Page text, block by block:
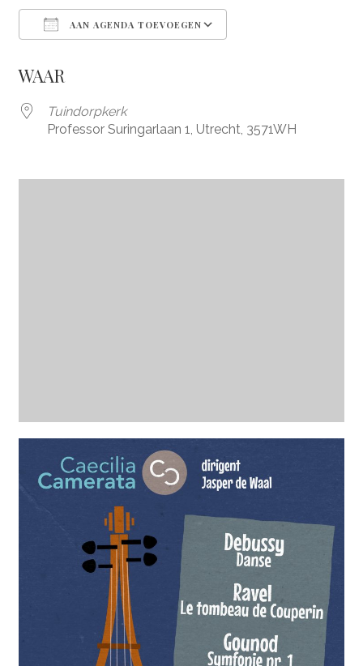
AAN AGENDA TOEVOEGEN
WAAR
Tuindorpkerk
Professor Suringarlaan 1, Utrecht, 3571WH